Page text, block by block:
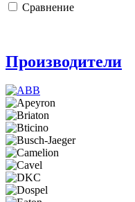
Сравнение
Производители